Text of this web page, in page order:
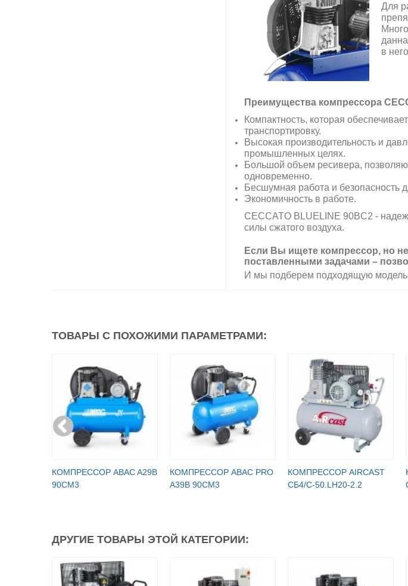
Для
в
Преимущества компрессора
Компактность, которая
транспортировку.
Высокая производительность и
промышленных целях.
Большой объем ресивера,
одновременно.
Бесшумная работа и безопасность
Экономичность в работе.
CECCATO BLUELINE 90BC2 -
силы сжатого воздуха.
Если Вы ищете компрессор, но
поставленными задачами –
И мы подберем подходящую
ТОВАРЫ С ПОХОЖИМИ ПАРАМЕТРАМИ:
КОМПРЕССОР ABAC A29B
90CM3
КОМПРЕССОР ABAC PRO
A39B 90CM3
КОМПРЕССОР AIRCAST
CБ4/С-50.LH20-2.2
ДРУГИЕ ТОВАРЫ ЭТОЙ КАТЕГОРИИ: